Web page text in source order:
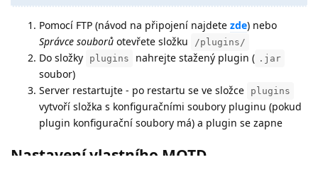
server-ip= - - - - -
# Spawnování NPC
spawn-npcs=true
# Povolit létání mimo režim creative
allow-flight=false
# Název světa
level-name=world
# Serverový render distance
view-distance=10
resource-pack=
Pomocí FTP (návod na připojení najdete zde) nebo
Správce souborů otevřete složku /plugins/
Do složky plugins nahrejte stažený plugin ( .jar
soubor)
Server restartujte - po restartu se ve složce
plugins
vytvoří složka s konfiguračními soubory pluginu (pokud
plugin konfigurační soubory má) a plugin se zapne
Nastavení vlastního MOTD